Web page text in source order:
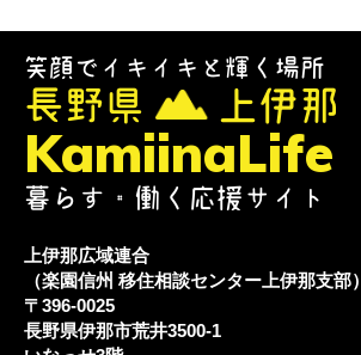
笑顔でイキイキと輝く場所
長野県 上伊那
KamiinaLife
暮らす・働く応援サイト
上伊那広域連合
（楽園信州 移住相談センター上伊那支部）
〒396-0025
長野県伊那市荒井3500-1